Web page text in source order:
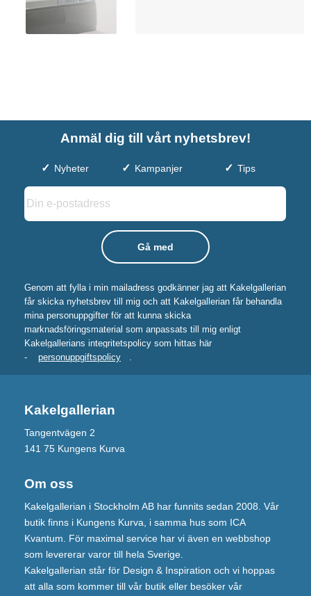
Anmäl dig till vårt nyhetsbrev!
Nyheter Kampanjer Tips
Genom att fylla i min mailadress godkänner jag att Kakelgallerian
får skicka nyhetsbrev till mig och att Kakelgallerian får behandla
mina personuppgifter för att kunna skicka
marknadsföringsmaterial som anpassats till mig enligt
Kakelgallerians integritetspolicy som hittas här
-
personuppgiftspolicy .
Kakelgallerian
Tangentvägen 2
141 75 Kungens Kurva
Om oss
Kakelgallerian i Stockholm AB har funnits sedan 2008. Vår
butik finns i Kungens Kurva, i samma hus som ICA
Kvantum. För maximal service har vi även en webbshop
som levererar varor till hela Sverige.
Kakelgallerian står för Design & Inspiration och vi hoppas
att alla som kommer till vår butik eller besöker vår